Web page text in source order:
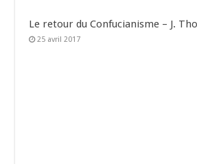
Le retour du Confucianisme – J.
25 avril 2017